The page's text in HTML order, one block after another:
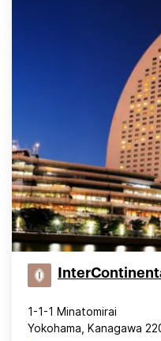
1-1-1 Minatomirai
Yokohama, Kanagawa